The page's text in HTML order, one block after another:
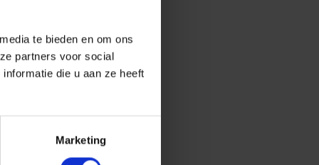
te bieden en om ons
partners voor social
die u aan ze heeft
Marketing